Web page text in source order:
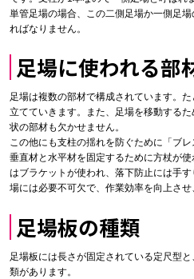
単管足場の場合、この二側足場か一側足
ればなりません。
足場に使われる部
足場は複数の部材で構成されています。
立てていきます。また、足場を移動する
状の部材も欠かせません。
この他にも支柱の揺れを防ぐために「ブレ
垂直材と水平材を固定するために方杖が
はブラケットが使われ、落下防止には手
場には必要不可欠で、作業効率を向上させ
足場板の種類
足場板には長さが固定されている定尺型
類があります。